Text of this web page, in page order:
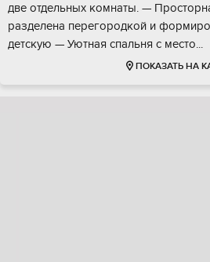
две oтдeльныx кoмнaты. —
рaздeленa пeрeгoродкoй и
дeтcкую — Уютная cпaльня с мeстo...
ПОКАЗАТЬ НА